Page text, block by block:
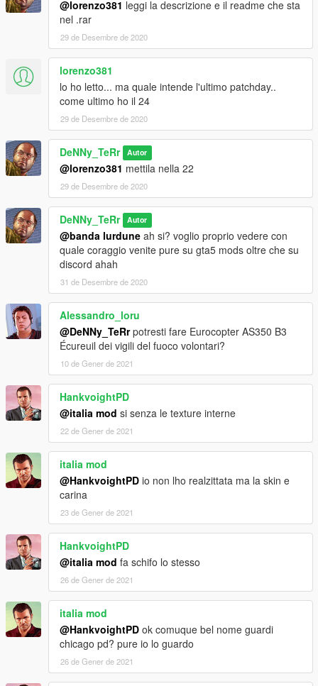
@lorenzo381 leggi la descrizione e il readme che sta
nel .rar
29 de Desembre de 2020
lorenzo381
lo ho letto... ma quale intende l'ultimo patchday..
come ultimo ho il 24
29 de Desembre de 2020
DeNNy_TeRr Autor
@lorenzo381 mettila nella 22
29 de Desembre de 2020
DeNNy_TeRr Autor
@banda lurdune ah si? voglio proprio vedere con
quale coraggio venite pure su gta5 mods oltre che su
discord ahah
31 de Desembre de 2020
Alessandro_loru
@DeNNy_TeRrpotresti fare Eurocopter AS350 B3
Écureuil dei vigili del fuoco volontari?
10 de Gener de 2021
HankvoightPD
@italia mod si senza le texture interne
22 de Gener de 2021
italia mod
@HankvoightPD io non lho realzittata ma la skin e
carina
23 de Gener de 2021
HankvoightPD
@italia mod fa schifo lo stesso
26 de Gener de 2021
italia mod
@HankvoightPD ok comuque bel nome guardi
chicago pd? pure io lo guardo
26 de Gener de 2021